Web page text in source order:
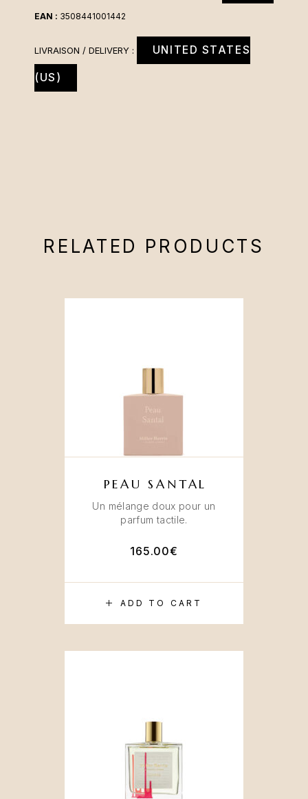
EAN : 3508441001442
LIVRAISON / DELIVERY : UNITED STATES
(US)
RELATED PRODUCTS
ADD TO CART
PEAU SANTAL
Un mélange doux pour un
parfum tactile.
165.00€